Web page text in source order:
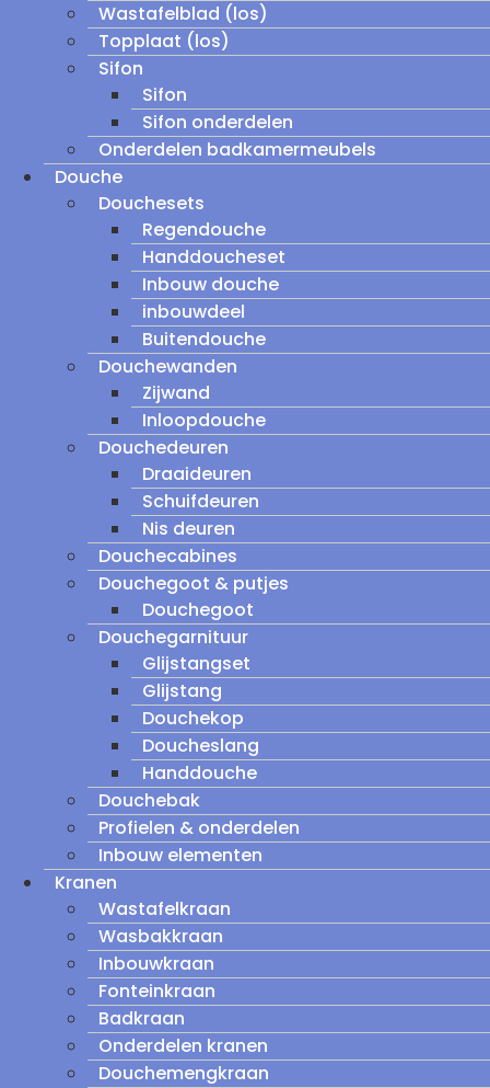
Wastafelblad (los)
Topplaat (los)
Sifon
Sifon
Sifon onderdelen
Onderdelen badkamermeubels
Douche
Douchesets
Regendouche
Handdoucheset
Inbouw douche
inbouwdeel
Buitendouche
Douchewanden
Zijwand
Inloopdouche
Douchedeuren
Draaideuren
Schuifdeuren
Nis deuren
Douchecabines
Douchegoot & putjes
Douchegoot
Douchegarnituur
Glijstangset
Glijstang
Douchekop
Doucheslang
Handdouche
Douchebak
Profielen & onderdelen
Inbouw elementen
Kranen
Wastafelkraan
Wasbakkraan
Inbouwkraan
Fonteinkraan
Badkraan
Onderdelen kranen
Douchemengkraan